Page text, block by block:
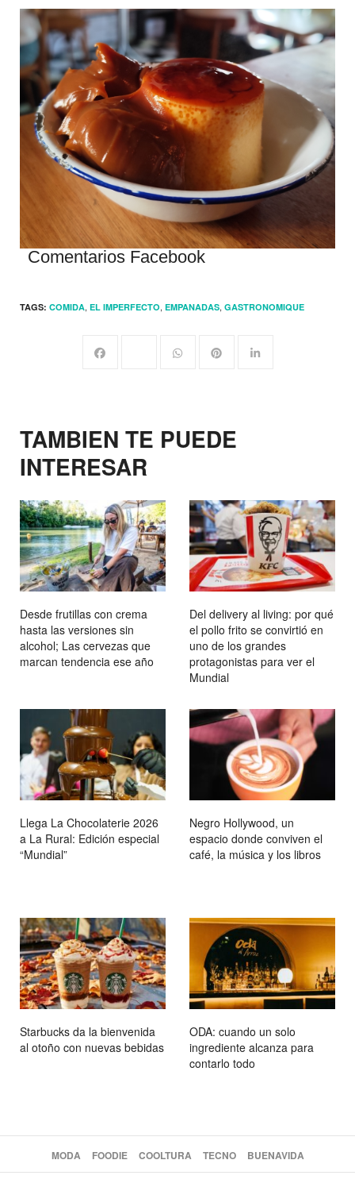
Comentarios Facebook
TAGS: COMIDA, EL IMPERFECTO, EMPANADAS, GASTRONOMIQUE
TAMBIEN TE PUEDE
INTERESAR
Desde frutillas con crema
hasta las versiones sin
alcohol; Las cervezas que
marcan tendencia ese año
Del delivery al living: por qué
el pollo frito se convirtió en
uno de los grandes
protagonistas para ver el
Mundial
Llega La Chocolaterie 2026
a La Rural: Edición especial
“Mundial”
Negro Hollywood, un
espacio donde conviven el
café, la música y los libros
Starbucks da la bienvenida
al otoño con nuevas bebidas
ODA: cuando un solo
ingrediente alcanza para
contarlo todo
MODA FOODIE COOLTURA TECNO BUENAVIDA